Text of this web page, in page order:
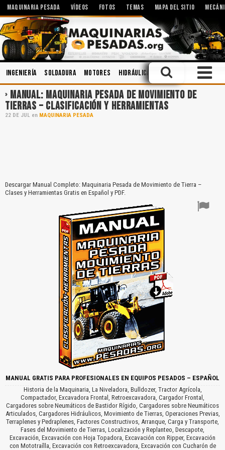
MAQUINARIA PESADA VÍDEOS FOTOS TEMAS MAPA DEL SITIO
Ingeniería Soldadura Motores Hidráulica Cabinas Aceites
MANUAL: MAQUINARIA PESADA DE MOVIMIENTO DE
TIERRAS – CLASIFICACIÓN Y HERRAMIENTAS
22 DE JUL en MAQUINARIA PESADA
Descargar Manual Completo: Maquinaria Pesada de Movimiento de Tierra –
Clases y Herramientas Gratis en Español y PDF.
MANUAL GRATIS PARA PROFESIONALES EN EQUIPOS PESADOS – ESPAÑOL
Historia de la Maquinaria, La Niveladora, Bulldozer, Tractor Agrícola,
Compactador, Excavadora Frontal, Retroexcavadora, Cargador Frontal,
Cargadores sobre Neumáticos de Bastidor Rígido, Cargadores sobre Neumáticos
Articulados, Cargadores Hidráulicos, Movimiento de Tierras, Operaciones Previas,
Terraplenes y Pedraplenes, Factores Constructivos, Arranque, Carga y Transporte,
Fases del Movimiento de Tierras, Localización y Replanteo, Descapote,
Excavación, Excavación con Hoja Topadora, Excavación con Ripper, Excavación
con Mototraílla, Excavación con Retroexcavadora, Excavación con Cucharón de